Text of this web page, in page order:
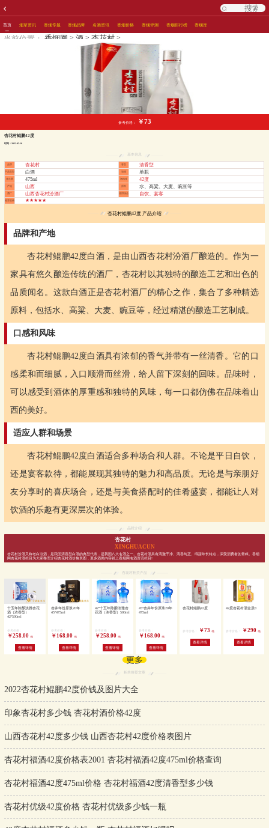
首页 烟草资讯 香烟专题 香烟品牌 名酒资讯 香烟价格 香烟评测 香烟排行榜 香烟库
当前位置： 香烟网 >酒 >杏花村 >
参考价格： ￥73
杏花村鲲鹏42度
时间：2023-05-16
基本信息
品牌 杏花村 香型 清香型
产品类型 白酒 单瓶
净含量 475ml 酒精度 42度
产地 山西 水、高粱、大麦、豌豆等
酒厂 山西杏花村汾酒厂 使用场合 自饮、宴客
推荐星级 ★★★★★
杏花村鲲鹏42度 产品介绍
品牌和产地
杏花村鲲鹏42度白酒，是由山西杏花村汾酒厂酿造的。作为一
家具有悠久酿造传统的酒厂，杏花村以其独特的酿造工艺和出色的
品质闻名。这款白酒正是杏花村酒厂的精心之作，集合了多种精选
原料，包括水、高粱、大麦、豌豆等，经过精湛的酿造工艺制成。
口感和风味
杏花村鲲鹏42度白酒具有浓郁的香气并带有一丝清香。它的口
感柔和而细腻，入口顺滑而丝滑，给人留下深刻的回味。品味时，
可以感受到酒体的厚重感和独特的风味，每一口都仿佛在品味着山
西的美好。
适应人群和场景
杏花村鲲鹏42度白酒适合多种场合和人群。不论是平日自饮，
还是宴客款待，都能展现其独特的魅力和高品质。无论是与亲朋好
友分享时的喜庆场合，还是与美食搭配时的佳肴盛宴，都能让人对
饮酒的乐趣有更深层次的体验。
品牌介绍
杏花村
XINGHUACUN
杏花村汾酒又称老白汾酒，是我国清香型白酒的典型代表，是我国八大名酒之一。杏花村酒具有清澈干净、清香纯正、绵甜味长特点，深受消费者的青睐。香烟
网杏花村酒栏目为大家整理介绍杏花村酒价格表图，更多酒类内容就上香烟网名酒资讯栏目!
杏花村相关产品
十五年陈酿淡雅杏花
酒（浓香型）
42°500ml
￥258.00 /瓶
查看详情
杏井年份原浆20年
45°475ml
￥168.00 /瓶
查看详情
42°十五年陈酿淡雅杏
花酒（浓香型）500ml
￥258.00 /瓶
查看详情
45°杏井年份原浆20年
475ml
￥168.00 /瓶
查看详情
杏花村鲲鹏42度
￥73 /瓶
查看详情
42度杏花村酒金质8
￥290 /瓶
查看详情
更多
相关推荐文章
2022杏花村鲲鹏42度价钱及图片大全
印象杏花村多少钱 杏花村酒价格42度
山西杏花村42度多少钱 山西杏花村42度价格表图片
杏花村福酒42度价格表2001 杏花村福酒42度475ml价格查询
杏花村福酒42度475ml价格 杏花村福酒42度清香型多少钱
杏花村优级42度价格 杏花村优级多少钱一瓶